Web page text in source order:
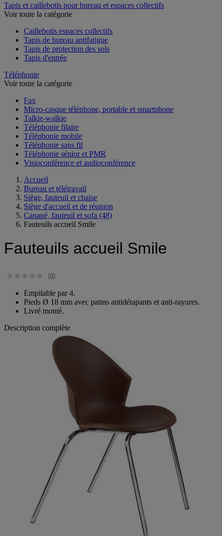
Tapis et caillebotis pour bureau et espaces collectifs
Voir toute la catégorie
Caillebotis espaces collectifs
Tapis de bureau antifatigue
Tapis de protection des sols
Tapis d'entrée
Téléphonie
Voir toute la catégorie
Fax
Micro-casque téléphone, portable et smartphone
Talkie-walkie
Téléphonie filaire
Téléphonie mobile
Téléphonie sans fil
Téléphonie sénior et PMR
Visioconférence et audioconférence
Accueil
Bureau et télétravail
Siège, fauteuil et chaise
Siège d'accueil et de réunion
Canapé, fauteuil et sofa (48)
Fauteuils accueil Smile
Fauteuils accueil Smile
(0)
Empilable par 4.
Pieds Ø 18 mm avec patins antidétapants et anti-rayures.
Livré monté.
Description complète